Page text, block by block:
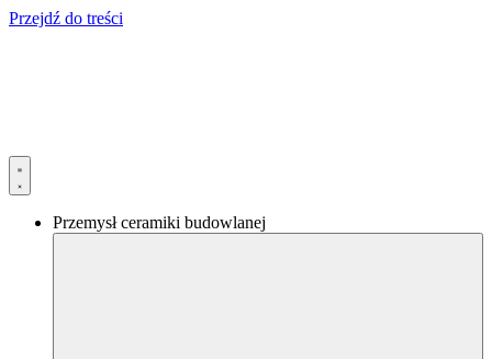
Przejdź do treści
Przemysł ceramiki budowlanej